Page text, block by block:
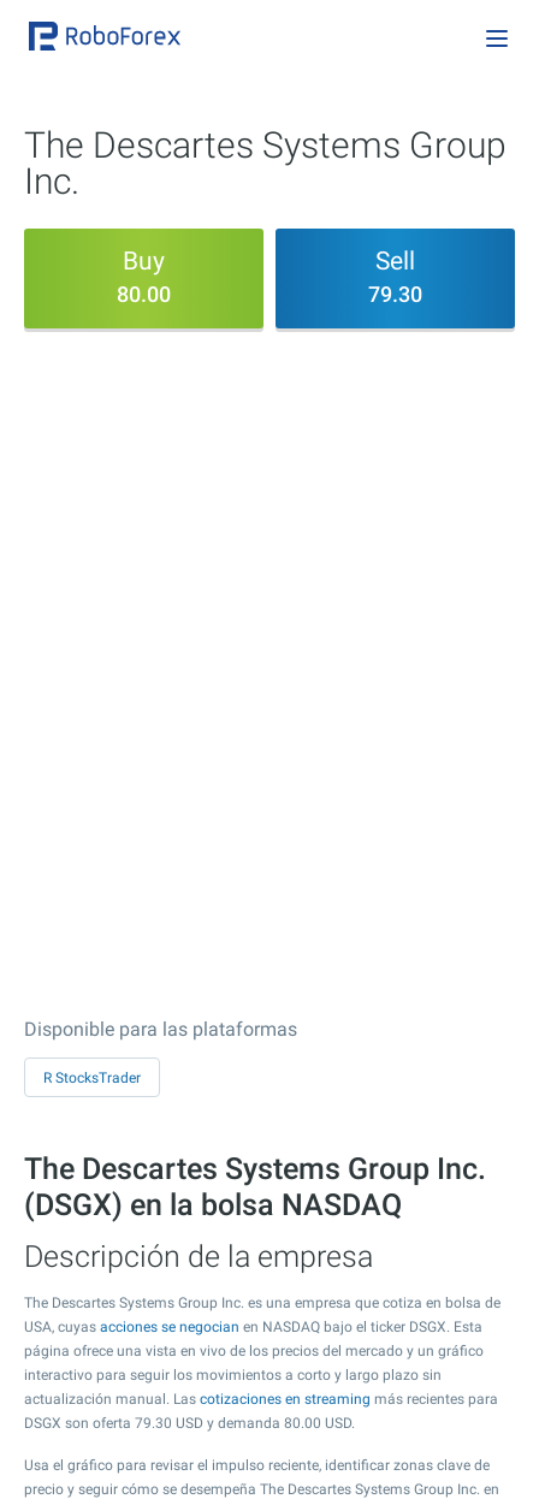
The Descartes Systems Group
Inc.
Buy
80.00
Sell
79.30
Disponible para las plataformas
R StocksTrader
The Descartes Systems Group Inc.
(DSGX) en la bolsa NASDAQ
Descripción de la empresa
The Descartes Systems Group Inc. es una empresa que cotiza en bolsa de
USA, cuyas acciones se negocian en NASDAQ bajo el ticker DSGX. Esta
página ofrece una vista en vivo de los precios del mercado y un gráfico
interactivo para seguir los movimientos a corto y largo plazo sin
actualización manual. Las cotizaciones en streaming más recientes para
DSGX son oferta 79.30 USD y demanda 80.00 USD.
Usa el gráfico para revisar el impulso reciente, identificar zonas clave de
precio y seguir cómo se desempeña The Descartes Systems Group Inc. en